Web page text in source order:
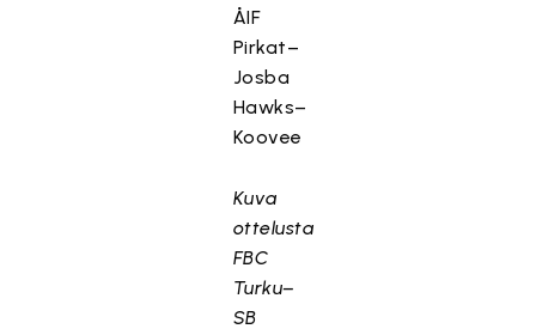
ÅIF
Pirkat–
Josba
Hawks–
Koovee
Kuva
ottelusta
FBC
Turku–
SB